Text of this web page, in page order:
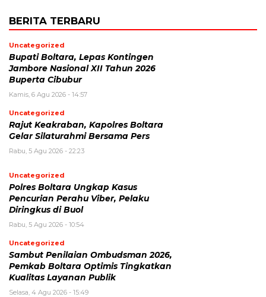
BERITA TERBARU
Uncategorized
Bupati Boltara, Lepas Kontingen
Jambore Nasional XII Tahun 2026
Buperta Cibubur
Kamis, 6 Agu 2026 - 14:57
Uncategorized
Rajut Keakraban, Kapolres Boltara
Gelar Silaturahmi Bersama Pers
Rabu, 5 Agu 2026 - 22:23
Uncategorized
Polres Boltara Ungkap Kasus
Pencurian Perahu Viber, Pelaku
Diringkus di Buol
Rabu, 5 Agu 2026 - 10:54
Uncategorized
Sambut Penilaian Ombudsman 2026,
Pemkab Boltara Optimis Tingkatkan
Kualitas Layanan Publik
Selasa, 4 Agu 2026 - 15:49